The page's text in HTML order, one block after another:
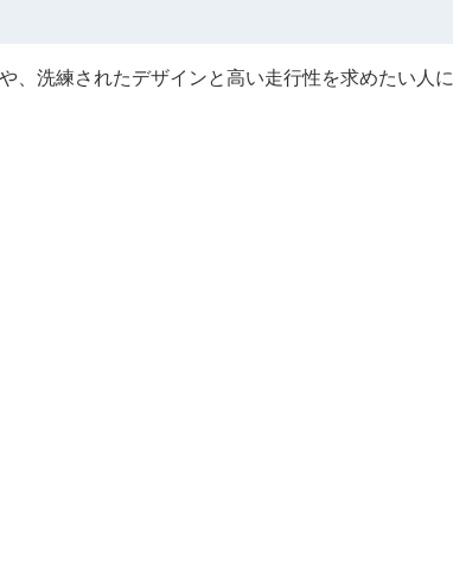
、洗練されたデザインと高い走行性を求めたい人に